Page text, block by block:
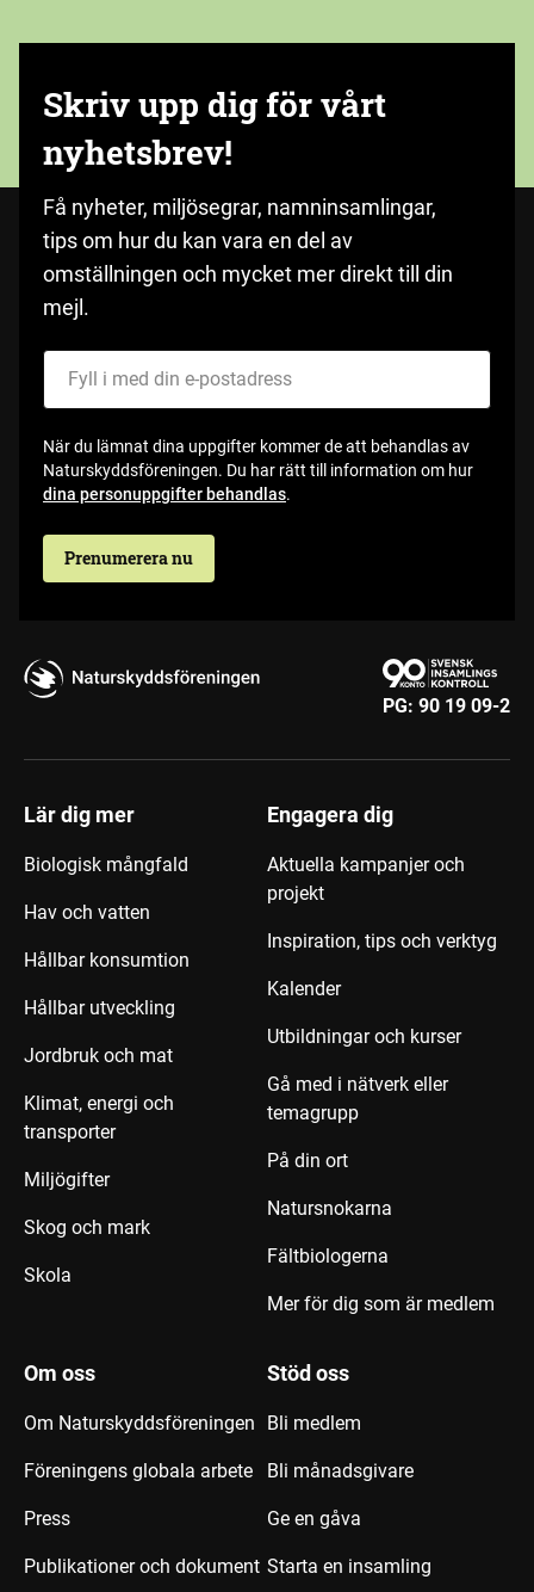
Skriv upp dig för vårt
nyhetsbrev!
Få nyheter, miljösegrar, namninsamlingar,
tips om hur du kan vara en del av
omställningen och mycket mer direkt till din
mejl.
När du lämnat dina uppgifter kommer de att behandlas av
Naturskyddsföreningen. Du har rätt till information om hur
dina personuppgifter behandlas.
Prenumerera nu
PG: 90 19 09-2
Lär dig mer
Biologisk mångfald
Hav och vatten
Hållbar konsumtion
Hållbar utveckling
Jordbruk och mat
Klimat, energi och
transporter
Miljögifter
Skog och mark
Skola
Engagera dig
Aktuella kampanjer och
projekt
Inspiration, tips och verktyg
Kalender
Utbildningar och kurser
Gå med i nätverk eller
temagrupp
På din ort
Natursnokarna
Fältbiologerna
Mer för dig som är medlem
Om oss
Om Naturskyddsföreningen
Föreningens globala arbete
Press
Publikationer och dokument
Stöd oss
Bli medlem
Bli månadsgivare
Ge en gåva
Starta en insamling